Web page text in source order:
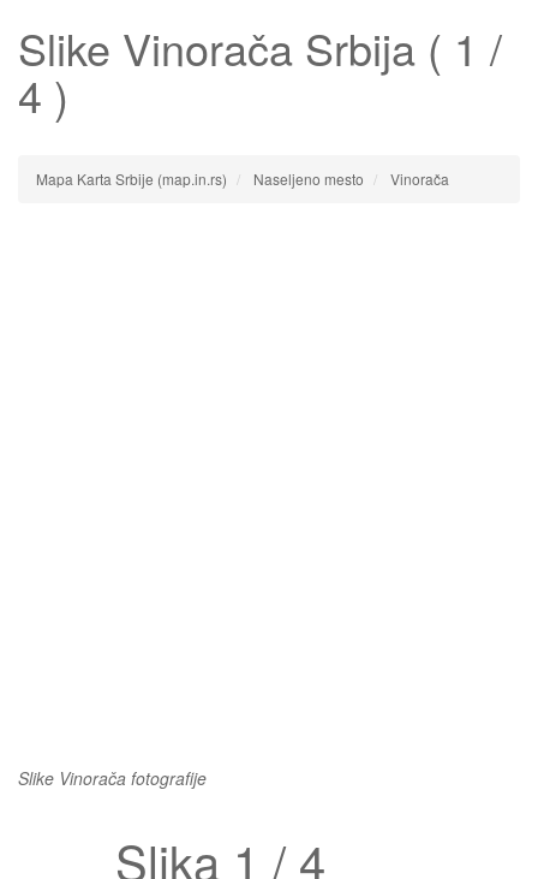
Slike Vinorača Srbija ( 1 /
4 )
Mapa Karta Srbije (map.in.rs) Naseljeno mesto Vinorača
Slike Vinorača fotografije
Slika 1 / 4